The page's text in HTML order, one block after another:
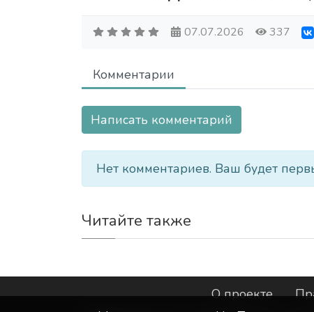
07.07.2026 337
Комментарии
Написать комментарий
Нет комментариев. Ваш будет
Читайте также
О проекте